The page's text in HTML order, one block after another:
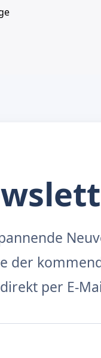
der
per E-